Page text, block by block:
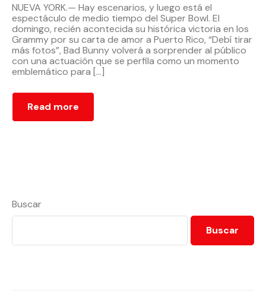
NUEVA YORK.— Hay escenarios, y luego está el
espectáculo de medio tiempo del Super Bowl. El
domingo, recién acontecida su histórica victoria en los
Grammy por su carta de amor a Puerto Rico, “Debí tirar
más fotos”, Bad Bunny volverá a sorprender al público
con una actuación que se perfila como un momento
emblemático para […]
Read more
Buscar
Buscar